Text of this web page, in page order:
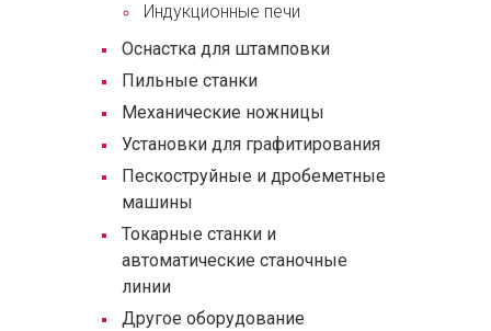
Индукционные печи
Оснастка для штамповки
Пильные станки
Механические ножницы
Установки для графитирования
Пескоструйные и дробеметные
машины
Токарные станки и
автоматические станочные
линии
Другое оборудование